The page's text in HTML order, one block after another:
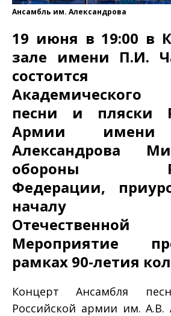
Ансамбль им. Александрова
19 июня в 19:00 в
зале имени П.И.
состоится
Академического
песни и пляски
Армии
Александрова
обороны
Федерации,
началу
Мероприятие
рамках 90-летия
Концерт Ансамбля
Российской армии им. А.В.